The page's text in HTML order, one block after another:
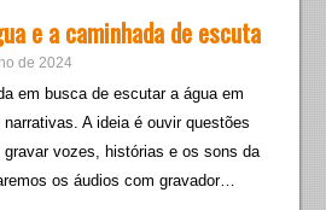
e a caminhada de escuta
de 2024
em busca de escutar a água em
A ideia é ouvir questões
gravar vozes, histórias e os sons da
os áudios com gravador…